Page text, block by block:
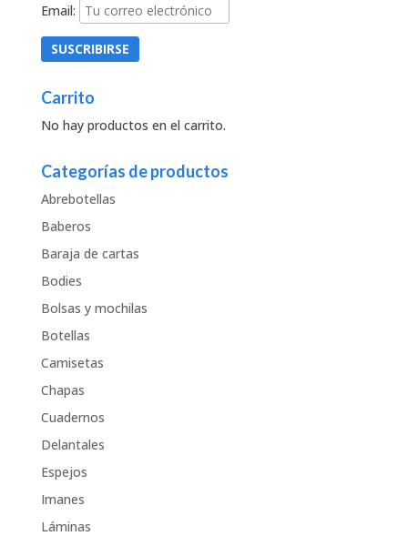
Email:
Carrito
No hay productos en el carrito.
Categorías de productos
Abrebotellas
Baberos
Baraja de cartas
Bodies
Bolsas y mochilas
Botellas
Camisetas
Chapas
Cuadernos
Delantales
Espejos
Imanes
Láminas